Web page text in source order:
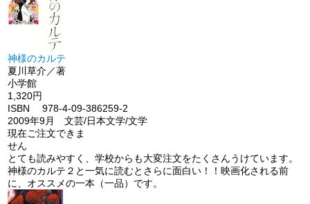
神様のカルテ
夏川草介／著
小学館
1,320円
ISBN 978-4-09-386259-2
2009年9月 文芸/日本文学/文学
現在ご注文できま
せん
とても読みやすく、学校からも大変注文をたくさんうけています。
神様のカルテ２と一気に読むとさらに面白い！！映画化される前
に、オススメの一本（一品）です。